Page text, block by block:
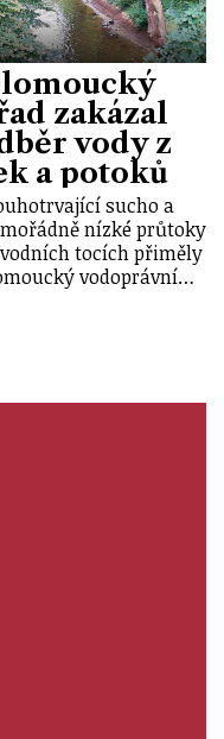
zakázal
vody z
a potoků
sucho a
nízké průtoky
tocích přiměly
vodoprávní…